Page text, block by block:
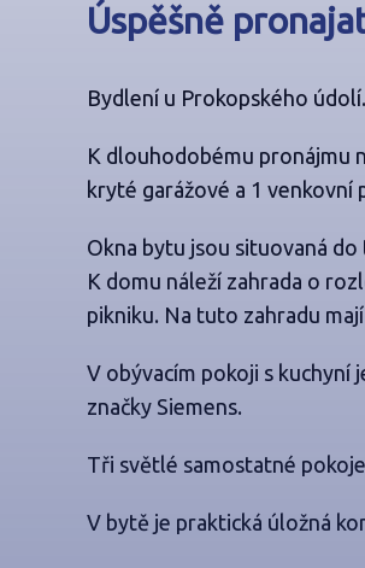
Úspěšně
Bydlení u Prokopského údolí.
K dlouhodobému pronájmu
kryté garážové a 1 venkovní
Okna bytu jsou situovaná
K domu náleží zahrada o
pikniku. Na tuto zahradu
V obývacím pokoji s kuchyní
značky Siemens.
Tři světlé samostatné
V bytě je praktická úložná